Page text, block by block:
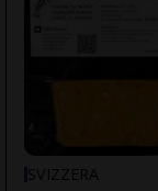
SVIZZERA